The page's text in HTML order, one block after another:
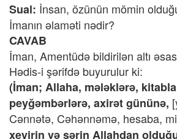
Sual: İnsan, özünün mömin
İmanın əlaməti nədir?
CAVAB
İman, Amentüdə bildirilən altı
Hədis-i şərifdə buyurulur ki:
(İman; Allaha, mələklərə,
peyğəmbərlərə, axirət gününə,
Cənnətə, Cəhənnəmə, hesaba,
xeyirin və şərin Allahdan